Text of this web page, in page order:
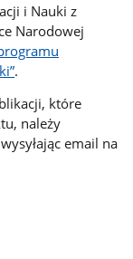
i Nauki z
Narodowej
.
które
należy
email na